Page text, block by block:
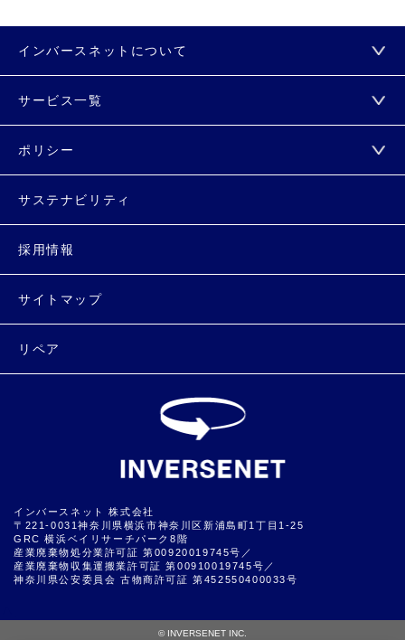
インバースネットについて
サービス一覧
ポリシー
サステナビリティ
採用情報
サイトマップ
リペア
インバースネット 株式会社
〒221-0031神奈川県横浜市神奈川区新浦島町1丁目1-25
GRC 横浜ベイリサーチパーク8階
産業廃棄物処分業許可証 第00920019745号／
産業廃棄物収集運搬業許可証 第00910019745号／
神奈川県公安委員会 古物商許可証 第452550400033号
© INVERSENET INC.